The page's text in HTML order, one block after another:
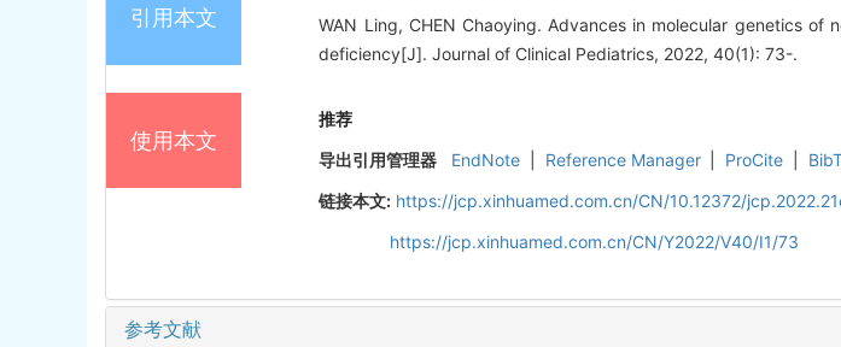
引用本文
WAN Ling, CHEN Chaoying. Advances in molecular genetics
deficiency[J]. Journal of Clinical Pediatrics, 2022, 40(1): 73-.
使用本文
推荐
导出引用管理器
EndNote Reference Manager ProCite
链接本文: https://jcp.xinhuamed.com.cn/CN/10.12372/
https://jcp.xinhuamed.com.cn/CN/Y2022/V40/I1/73
参考文献